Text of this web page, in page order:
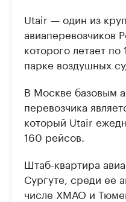
Utair — один из
авиаперевозчиков
которого летает
парке воздушных
В Москве базовым
перевозчика
который Utair
160 рейсов.
Штаб-квартира
Сургуте, среди ее
числе ХМАО и